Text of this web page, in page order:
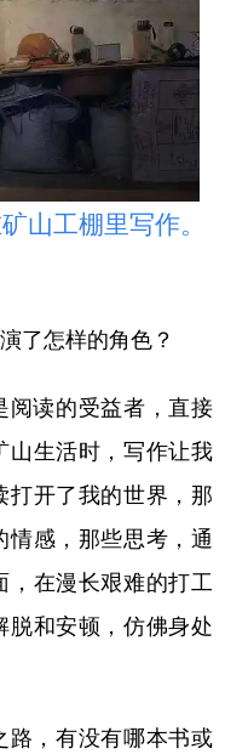
工棚里写作。
怎样的角色？
读的受益者，直接
山生活时，写作让我
开了我的世界，那
感，那些思考，通
在漫长艰难的打工
和安顿，仿佛身处
，有没有哪本书或